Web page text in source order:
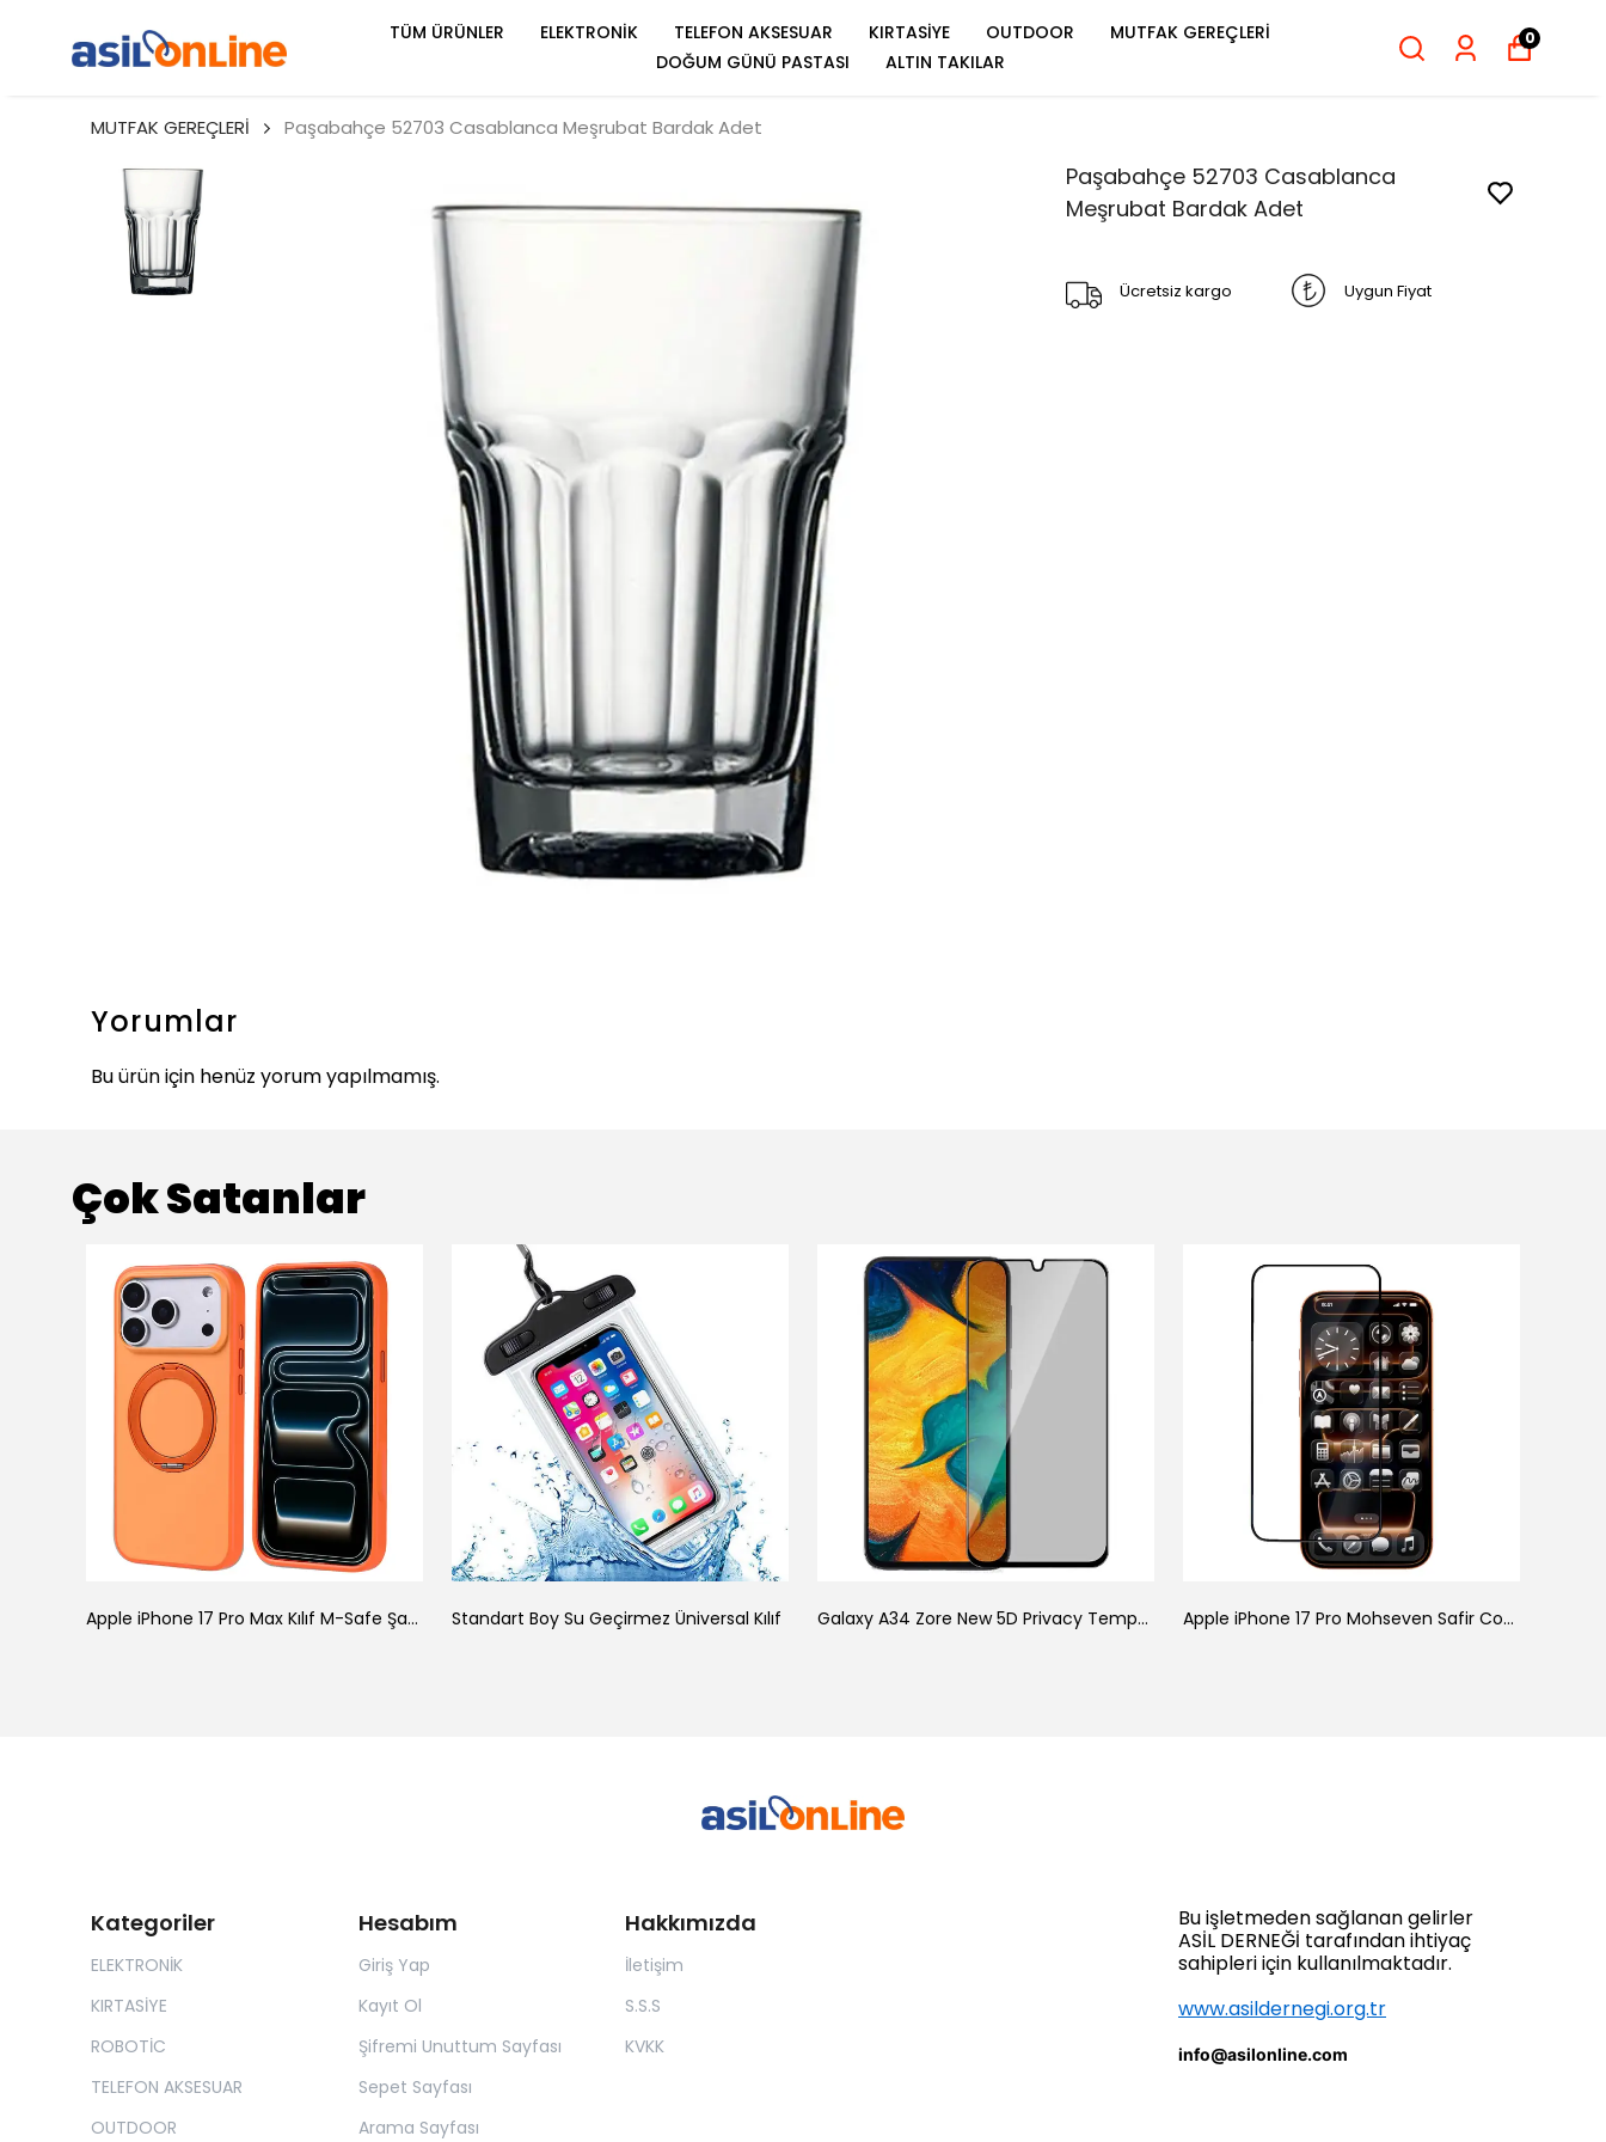
TÜM ÜRÜNLER ELEKTRONİK TELEFON AKSESUAR KIRTASİYE OUTDOOR
MUTFAK GEREÇLERİ
DOĞUM GÜNÜ PASTASI
ALTIN TAKILAR
0
MUTFAK GEREÇLERİ Paşabahçe 52703 Casablanca Meşrubat Bardak Adet
Paşabahçe 52703 Casablanca
Meşrubat Bardak Adet
Ücretsiz kargo Uygun Fiyat
Yorumlar
Bu ürün için henüz yorum yapılmamış.
Çok Satanlar
Apple iPhone 17 Pro Max Kılıf M-Safe Şarj Özellikli Standlı Zore Proton Silikon Kapak Standart Boy Su Geçirmez Üniversal Kılıf Galaxy A34 Zore New 5D Privacy Temperli Ekran Koruyucu Apple iPhone 17 Pro Mohseven Safir Coating HD 3D Glue Temperli Cam Ekran Koruyucu
Kategoriler
ELEKTRONİK
KIRTASİYE
ROBOTİC
TELEFON AKSESUAR
OUTDOOR
Hesabım
Giriş Yap
Kayıt Ol
Şifremi Unuttum Sayfası
Sepet Sayfası
Arama Sayfası
Hakkımızda
İletişim
S.S.S
KVKK
Bu işletmeden sağlanan gelirler
ASİL DERNEĞİ tarafından ihtiyaç
sahipleri için kullanılmaktadır.
www.asildernegi.org.tr
info@asilonline.com